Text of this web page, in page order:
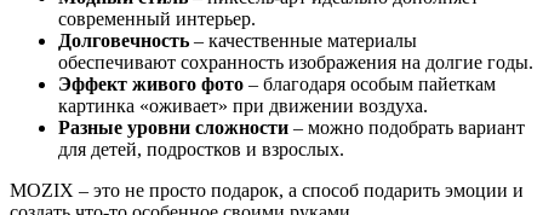
современный интерьер.
Долговечность – качественные материалы
обеспечивают сохранность изображения на долгие годы.
Эффект живого фото – благодаря особым пайеткам
картинка «оживает» при движении воздуха.
Разные уровни сложности – можно подобрать вариант
для детей, подростков и взрослых.
MOZIX – это не просто подарок, а способ подарить эмоции и